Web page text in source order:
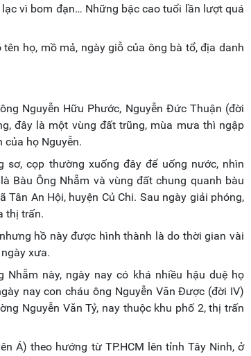
vì bom đạn… Những bậc cao tuổi lần lượt quá
họ, mồ mả, ngày giỗ của ông bà tổ, địa danh
Nguyễn Hữu Phước, Nguyễn Đức Thuận (đời
đây là một vùng đất trũng, mùa mưa thì ngập
của họ Nguyễn.
cọp thường xuống đây để uống nước, nhìn
Bàu Ông Nhẵm và vùng đất chung quanh bàu
An Hội, huyện Củ Chi. Sau ngày giải phóng,
thị trấn.
hồ này được hình thành là do thời gian vài
xưa.
này, ngày nay có khá nhiều hậu duệ họ
nay con cháu ông Nguyễn Văn Được (đời IV)
Nguyễn Văn Tỷ, nay thuộc khu phố 2, thị trấn
Á) theo hướng từ TP.HCM lên tỉnh Tây Ninh, ở